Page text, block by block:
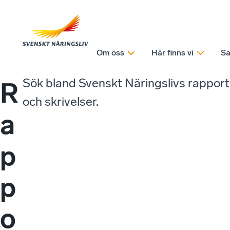
Om oss Här finns vi
R
a
p
p
o
Sök bland Svenskt Näringslivs
och skrivelser.